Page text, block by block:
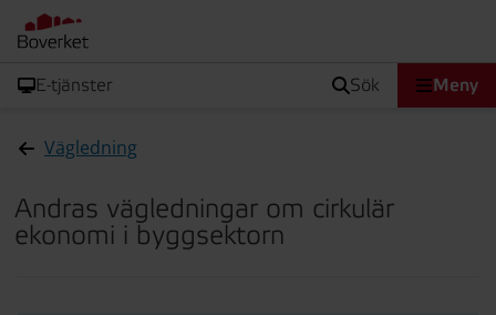
E-tjänster sök Meny
Vägledning
Andras vägledningar om cirkulär
ekonomi i byggsektorn